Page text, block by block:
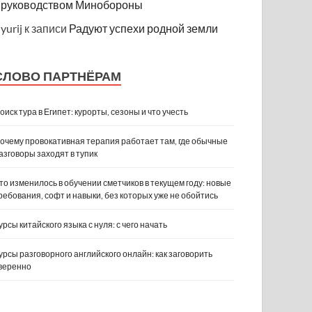
руководством Минобороны
yurij к записи Радуют успехи родной земли
ПАРТНЁРАМ
тура в Египет: курорты, сезоны и что учесть
провокативная терапия работает там, где обычные
заходят в тупик
изменилось в обучении сметчиков в текущем году: новые
софт и навыки, без которых уже не обойтись
китайского языка с нуля: с чего начать
разговорного английского онлайн: как заговорить